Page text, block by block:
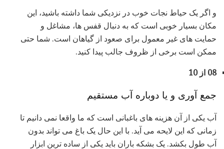
و اگر یک حیاط نجات خوب در نزدیکی شما داشته باشید، این
مکان بسیار خوبی است که به دنبال قفس ها، مشاغل و
حمایت های غیر معمول برای صعود از گیاهان است. شما حتی
ممکن است برخی از ظروف جالب پیدا کنید.
08 از 10
جمع آوری و یا دوباره آب مستقیم
آب یکی از آن هزینه های باغبانی است که ما واقعا نمی دانیم تا
زمانی که این لایحه می آید. با این حال یک باغ می تواند بدون
آب طول بکشد. یک بشکه باران باید یکی از ساده ترین ابزار